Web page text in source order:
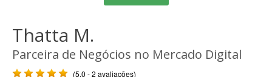
Thatta M.
Parceira de Negócios no Mercado Digital
(5.0 - 2 avaliações)